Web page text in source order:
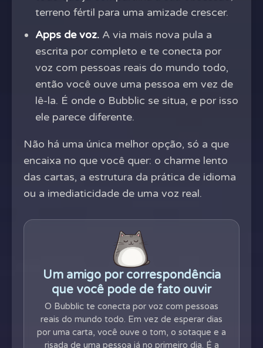
terreno fértil para uma amizade crescer.
Apps de voz. A via mais nova pula a
escrita por completo e te conecta por
voz com pessoas reais do mundo todo,
então você ouve uma pessoa em vez de
lê-la. É onde o Bubblic se situa, e por isso
ele parece diferente.
Não há uma única melhor opção, só a que
encaixa no que você quer: o charme lento
das cartas, a estrutura da prática de idioma
ou a imediaticidade de uma voz real.
Um amigo por correspondência
que você pode de fato ouvir
O Bubblic te conecta por voz com pessoas
reais do mundo todo. Em vez de esperar dias
por uma carta, você ouve o tom, o sotaque e a
risada de uma pessoa já no primeiro dia. É a